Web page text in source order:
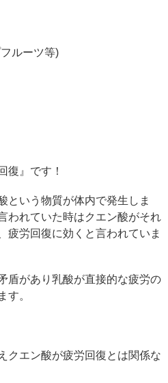
ルーツ等)
復』です！
という物質が体内で発生しま
われていた時はクエン酸がそれ
疲労回復に効くと言われていま
盾があり乳酸が直接的な疲労の
す。
クエン酸が疲労回復とは関係な